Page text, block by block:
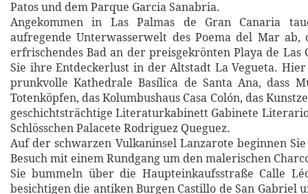
Patos und dem Parque Garcia Sanabria.
Angekommen in Las Palmas de Gran Canaria
aufregende Unterwasserwelt des Poema del Mar ab,
erfrischendes Bad an der preisgekrönten Playa de Las
Sie ihre Entdeckerlust in der Altstadt La Vegueta.
prunkvolle Kathedrale Basílica de Santa Ana, dass
Totenköpfen, das Kolumbushaus Casa Colón, das
geschichtsträchtige Literaturkabinett Gabinete
Schlösschen Palacete Rodriguez Queguez.
Auf der schwarzen Vulkaninsel Lanzarote beginnen
Besuch mit einem Rundgang um den malerischen
Sie bummeln über die Haupteinkaufsstraße Calle
besichtigen die antiken Burgen Castillo de San Gabriel